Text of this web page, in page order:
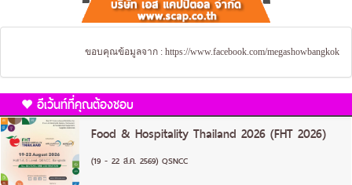
ขอบคุณข้อมูลจาก : https://www.facebook.com/megashowbangkok
อีเว้นท์ที่คุณต้องชอบ
Food & Hospitality Thailand 2026 (FHT 2026)
(19 - 22 ส.ค. 2569) QSNCC